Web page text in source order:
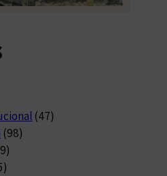
(47)
(98)